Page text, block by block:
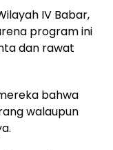
IV Babar,
program ini
dan rawat
bahwa
walaupun